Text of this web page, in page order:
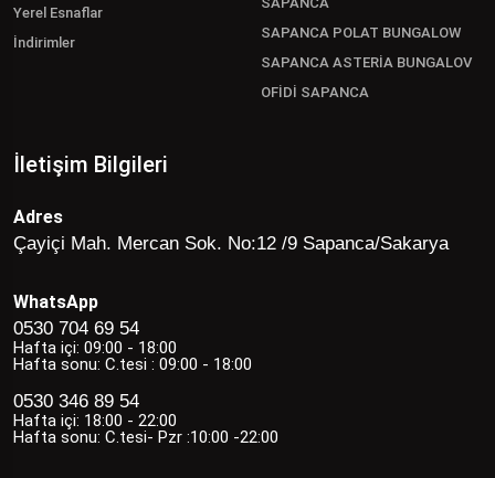
Yerel Esnaflar
İndirimler
SAPANCA POLAT BUNGALOW
SAPANCA ASTERİA BUNGALOV
OFİDİ SAPANCA
İletişim Bilgileri
Adres
Çayiçi Mah. Mercan Sok. No:12 /9 Sapanca/Sakarya
WhatsApp
0530 704 69 54
Hafta içi: 09:00 - 18:00
Hafta sonu: C.tesi : 09:00 - 18:00
0530 346 89 54
Hafta içi: 18:00 - 22:00
Hafta sonu: C.tesi- Pzr :10:00 -22:00